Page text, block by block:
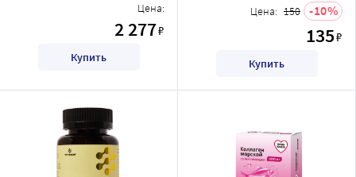
Цена:
2 277₽
Купить
Цена: 150 10
135₽
Купить